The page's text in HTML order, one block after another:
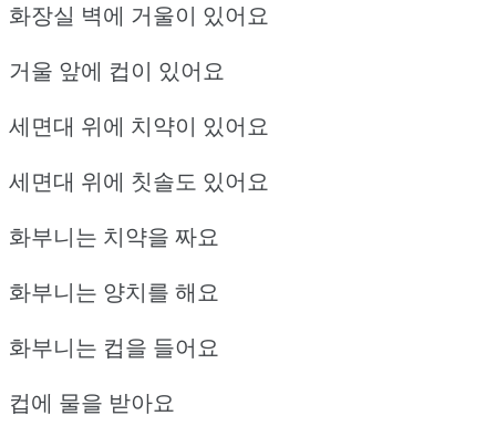
화장실 벽에 거울이 있어요
거울 앞에 컵이 있어요
세면대 위에 치약이 있어요
세면대 위에 칫솔도 있어요
화부니는 치약을 짜요
화부니는 양치를 해요
화부니는 컵을 들어요
컵에 물을 받아요